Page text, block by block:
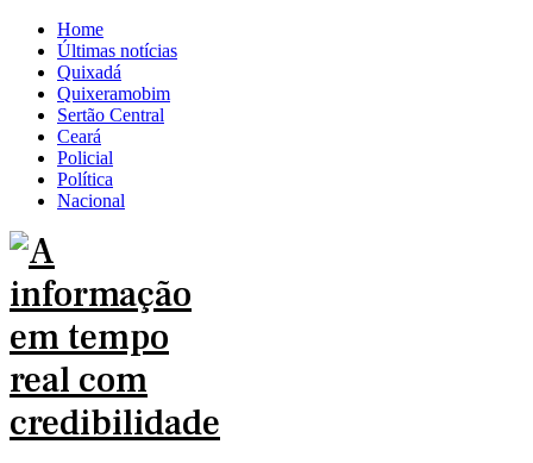
Home
Últimas notícias
Quixadá
Quixeramobim
Sertão Central
Ceará
Policial
Política
Nacional